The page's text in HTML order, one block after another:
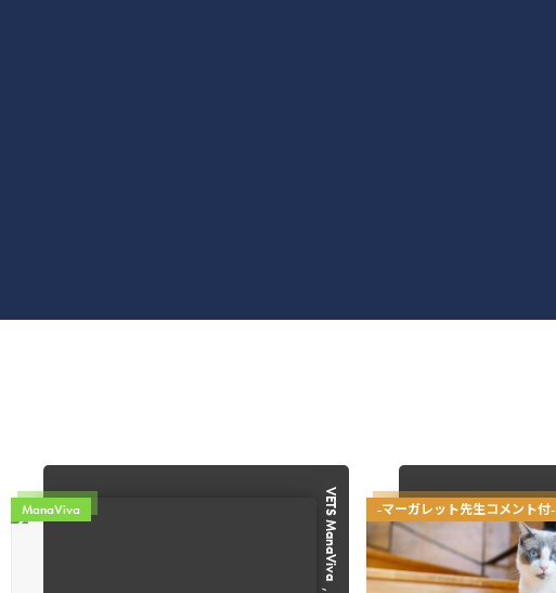
VETS ManaViva
ManaViva -マーガレット先生コメント付-